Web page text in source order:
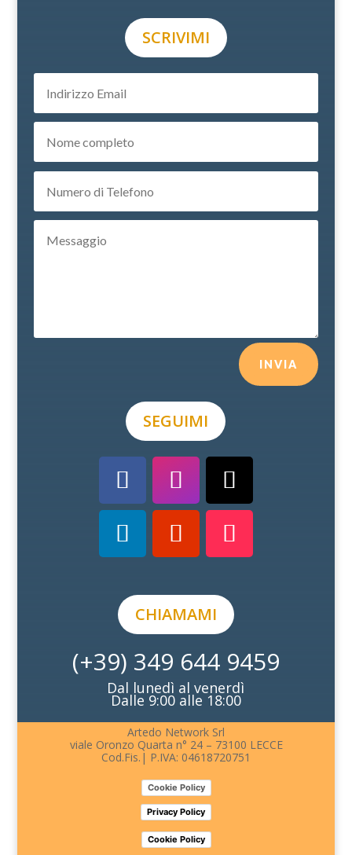
SCRIVIMI
INVIA
SEGUIMI
CHIAMAMI
(+39) 349 644 9459
Dal lunedì al venerdì
Dalle 9:00 alle 18:00
Artedo Network Srl
viale Oronzo Quarta n° 24 – 73100 LECCE
Cod.Fis.| P.IVA: 04618720751
Cookie Policy
Privacy Policy
Cookie Policy